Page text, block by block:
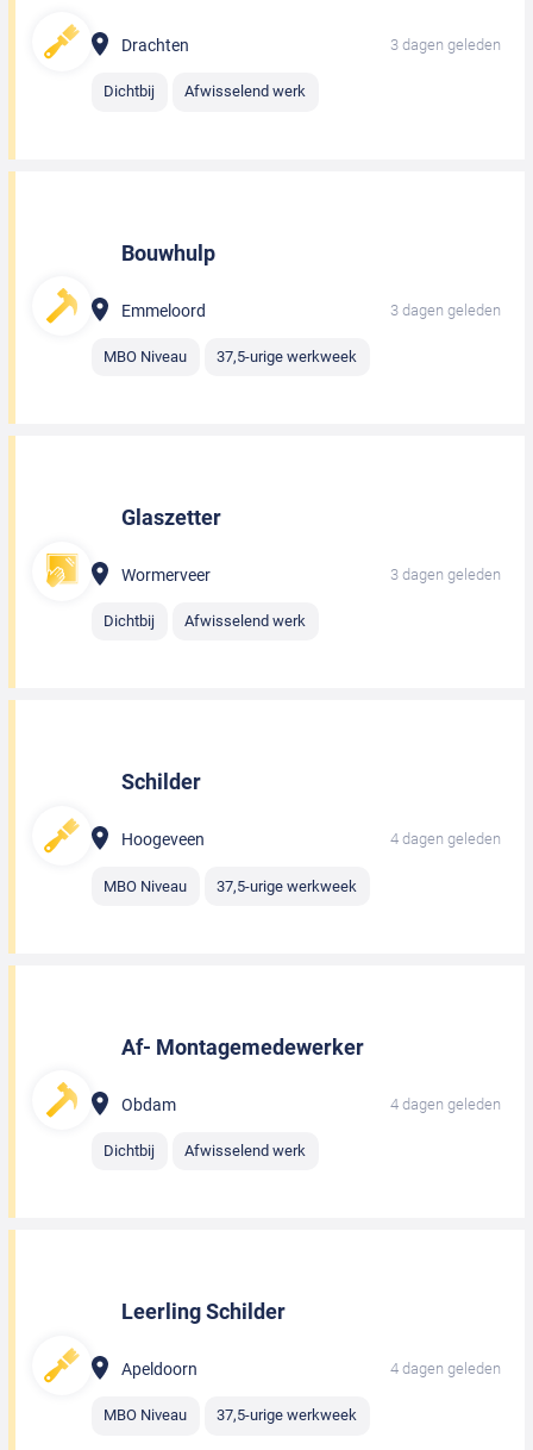
Drachten 3 dagen geleden
Dichtbij Afwisselend werk
Bouwhulp
Emmeloord 3 dagen geleden
MBO Niveau 37,5-urige werkweek
Glaszetter
Wormerveer 3 dagen geleden
Dichtbij Afwisselend werk
Schilder
Hoogeveen 4 dagen geleden
MBO Niveau 37,5-urige werkweek
Af- Montagemedewerker
Obdam 4 dagen geleden
Dichtbij Afwisselend werk
Leerling Schilder
Apeldoorn 4 dagen geleden
MBO Niveau 37,5-urige werkweek